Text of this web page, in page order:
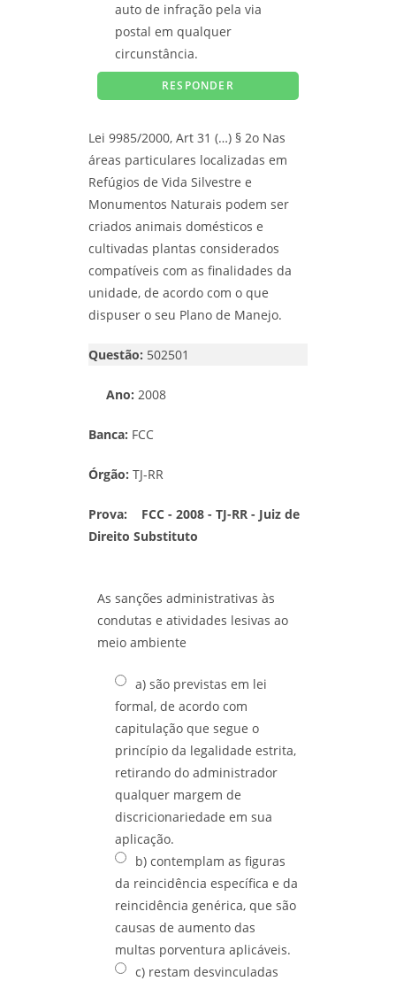
auto de infração pela via
postal em qualquer
circunstância.
Lei 9985/2000, Art 31 (…) § 2o Nas
áreas particulares localizadas em
Refúgios de Vida Silvestre e
Monumentos Naturais podem ser
criados animais domésticos e
cultivadas plantas considerados
compatíveis com as finalidades da
unidade, de acordo com o que
dispuser o seu Plano de Manejo.
Questão: 502501
Ano: 2008
Banca: FCC
Órgão: TJ-RR
Prova:
FCC - 2008 - TJ-RR - Juiz de
Direito Substituto
As sanções administrativas às
condutas e atividades lesivas ao
meio ambiente
a) são previstas em lei
formal, de acordo com
capitulação que segue o
princípio da legalidade estrita,
retirando do administrador
qualquer margem de
discricionariedade em sua
aplicação.
b) contemplam as figuras
da reincidência específica e da
reincidência genérica, que são
causas de aumento das
multas porventura aplicáveis.
c) restam desvinculadas